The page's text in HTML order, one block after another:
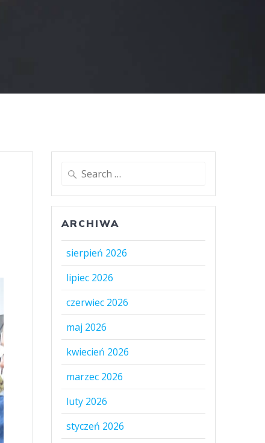
Search
ARCHIWA
sierpień 2026
lipiec 2026
czerwiec 2026
maj 2026
kwiecień 2026
marzec 2026
luty 2026
styczeń 2026